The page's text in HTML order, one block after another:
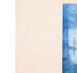
Ajouter au panier